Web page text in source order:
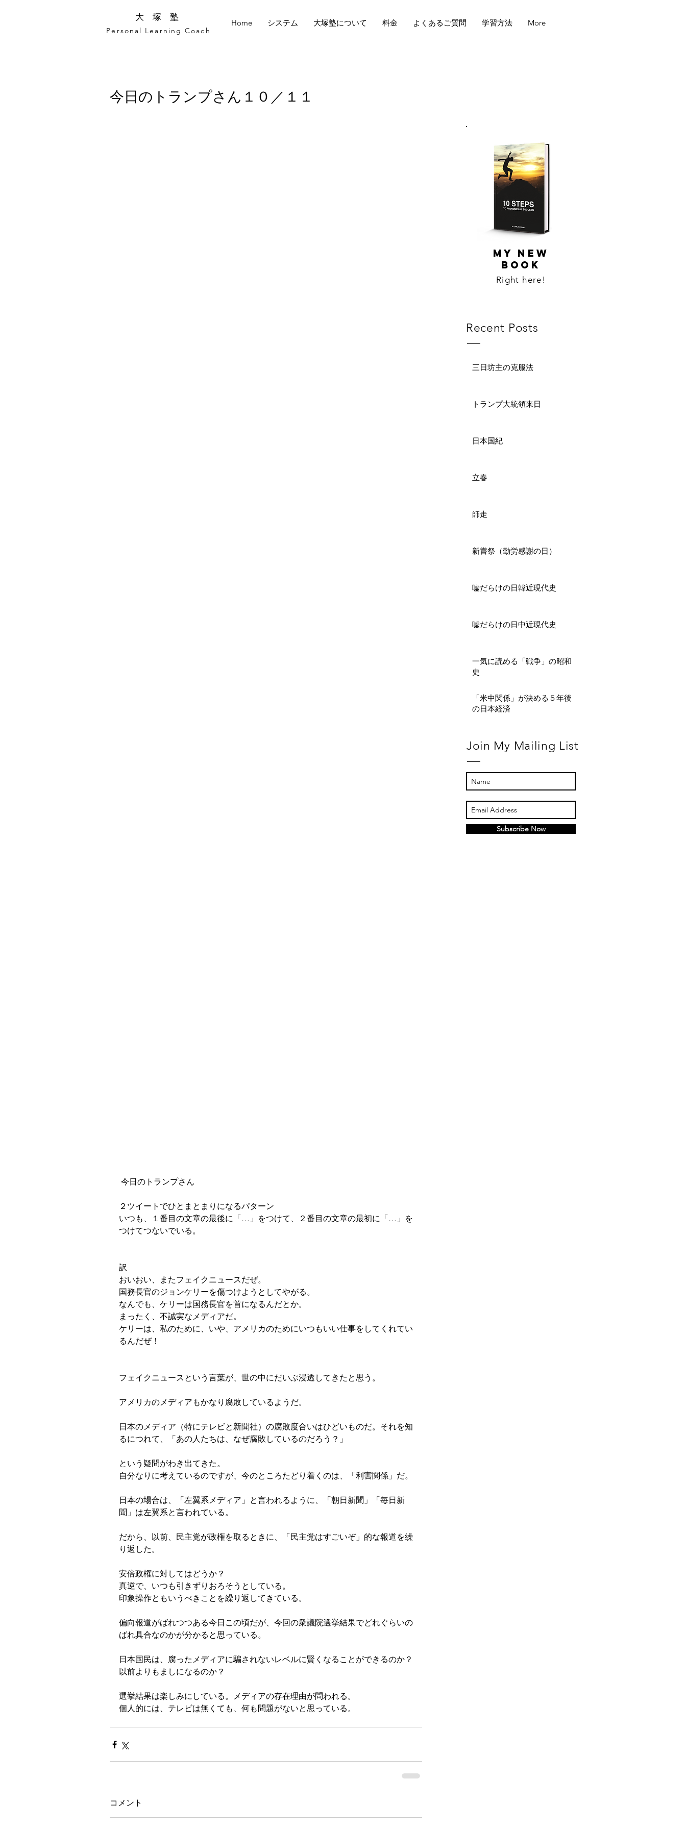
​大 塚 塾
Personal Learning Coach
Home システム 大塚塾について 料金 よくあるご質問 学習方法 More
MY NEW
BOOK
Right here!
Recent Posts
三日坊主の克服法
トランプ大統領来日
日本国紀
立春
師走
新嘗祭（勤労感謝の日）
嘘だらけの日韓近現代史
嘘だらけの日中近現代史
一気に読める「戦争」の昭和
史
「米中関係」が決める５年後
の日本経済
Join My Mailing List
Subscribe Now
今日のトランプさん１０／１１
今日のトランプさん
２ツイートでひとまとまりになるパターン
いつも、１番目の文章の最後に「…」をつけて、２番目の文章の最初に「…」を
つけてつないでいる。
訳
おいおい、またフェイクニュースだぜ。
国務長官のジョンケリーを傷つけようとしてやがる。
なんでも、ケリーは国務長官を首になるんだとか。
まったく、不誠実なメディアだ。
ケリーは、私のために、いや、アメリカのためにいつもいい仕事をしてくれてい
るんだぜ！
フェイクニュースという言葉が、世の中にだいぶ浸透してきたと思う。
アメリカのメディアもかなり腐敗しているようだ。
日本のメディア（特にテレビと新聞社）の腐敗度合いはひどいものだ。それを知
るにつれて、「あの人たちは、なぜ腐敗しているのだろう？」
という疑問がわき出てきた。
自分なりに考えているのですが、今のところたどり着くのは、「利害関係」だ。
日本の場合は、「左翼系メディア」と言われるように、「朝日新聞」「毎日新
聞」は左翼系と言われている。
だから、以前、民主党が政権を取るときに、「民主党はすごいぞ」的な報道を繰
り返した。
安倍政権に対してはどうか？
真逆で、いつも引きずりおろそうとしている。
印象操作ともいうべきことを繰り返してきている。
偏向報道がばれつつある今日この頃だが、今回の衆議院選挙結果でどれぐらいの
ばれ具合なのかが分かると思っている。
日本国民は、腐ったメディアに騙されないレベルに賢くなることができるのか？
以前よりもましになるのか？
選挙結果は楽しみにしている。メディアの存在理由が問われる。
個人的には、テレビは無くても、何も問題がないと思っている。
コメント